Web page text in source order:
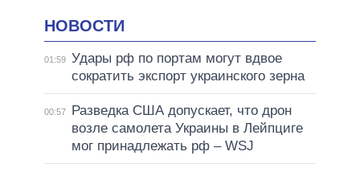
НОВОСТИ
01:59 Удары рф по портам могут вдвое
сократить экспорт украинского зерна
00:57
Разведка США допускает, что дрон
возле самолета Украины в Лейпциге
мог принадлежать рф – WSJ